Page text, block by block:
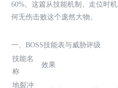
60%。这篇从技能机制、走位时
何无伤击败这个庞然大物。
一、BOSS技能表与威胁评级
技能名
称
效果
地裂冲